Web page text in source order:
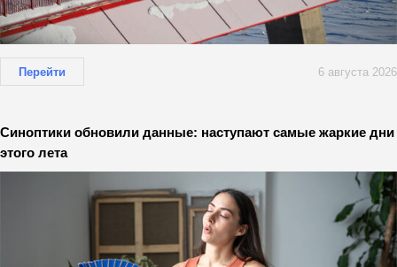
Перейти 6 августа 2026
Синоптики обновили данные: наступают самые жаркие дни
этого лета